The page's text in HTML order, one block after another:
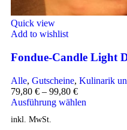
Quick view
Add to wishlist
Fondue-Candle Light
Alle, Gutscheine, Kulinarik
79,80 € – 99,80 €
Ausführung wählen
inkl. MwSt.